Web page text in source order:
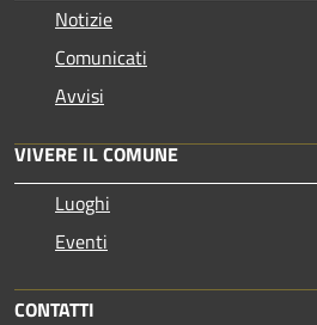
Notizie
Comunicati
Avvisi
VIVERE IL COMUNE
Luoghi
Eventi
CONTATTI